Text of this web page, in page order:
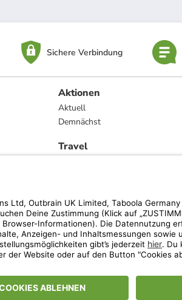
Sichere Verbindung
Aktionen
Aktuell
Demnächst
Travel
beziehen sich auf den Streichpreis.
Du unterwww.limango.de/einladen